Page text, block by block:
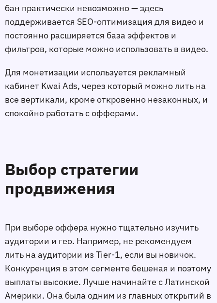
бан практически невозможно — здесь
поддерживается SEO-оптимизация для видео и
постоянно расширяется база эффектов и
фильтров, которые можно использовать в видео.
Для монетизации используется рекламный
кабинет Kwai Ads, через который можно лить на
все вертикали, кроме откровенно незаконных, и
спокойно работать с офферами.
Выбор стратегии
продвижения
При выборе оффера нужно тщательно изучить
аудитории и гео. Например, не рекомендуем
лить на аудитории из Tier-1, если вы новичок.
Конкуренция в этом сегменте бешеная и поэтому
выплаты высокие. Лучше начинайте с Латинской
Америки. Она была одним из главных открытий в